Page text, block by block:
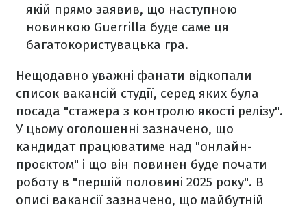
якій прямо заявив, що наступною
новинкою Guerrilla буде саме ця
багатокористувацька гра.
Нещодавно уважні фанати відкопали
список вакансій студії, серед яких була
посада "стажера з контролю якості релізу".
У цьому оголошенні зазначено, що
кандидат працюватиме над "онлайн-
проєктом" і що він повинен буде почати
роботу в "першій половині 2025 року". В
описі вакансії зазначено, що майбутній